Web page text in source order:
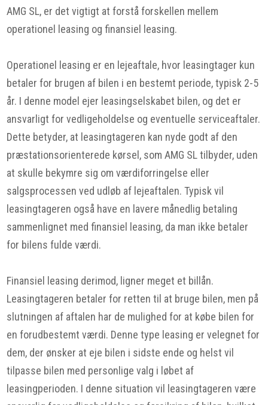
AMG SL, er det vigtigt at forstå forskellen mellem
operationel leasing og finansiel leasing.
Operationel leasing er en lejeaftale, hvor leasingtager kun
betaler for brugen af bilen i en bestemt periode, typisk 2-5
år. I denne model ejer leasingselskabet bilen, og det er
ansvarligt for vedligeholdelse og eventuelle serviceaftaler.
Dette betyder, at leasingtageren kan nyde godt af den
præstationsorienterede kørsel, som AMG SL tilbyder, uden
at skulle bekymre sig om værdiforringelse eller
salgsprocessen ved udløb af lejeaftalen. Typisk vil
leasingtageren også have en lavere månedlig betaling
sammenlignet med finansiel leasing, da man ikke betaler
for bilens fulde værdi.
Finansiel leasing derimod, ligner meget et billån.
Leasingtageren betaler for retten til at bruge bilen, men på
slutningen af aftalen har de mulighed for at købe bilen for
en forudbestemt værdi. Denne type leasing er velegnet for
dem, der ønsker at eje bilen i sidste ende og helst vil
tilpasse bilen med personlige valg i løbet af
leasingperioden. I denne situation vil leasingtageren være